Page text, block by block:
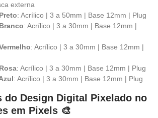
externa
: Acrílico | 3 a 50mm | Base 12mm | Plug
: Acrílico | 3 a 30mm | Base 12mm |
: Acrílico | 3 a 30mm | Base 12mm |
: Acrílico | 3 a 30mm | Base 12mm | Plug
: Acrílico | 3 a 30mm | Base 12mm | Plug
do Design Digital Pixelado no
em Pixels 🎨